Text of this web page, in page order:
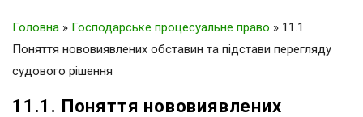
Головна » Господарське процесуальне право » 11.1.
Поняття нововиявлених обставин та підстави перегляду
судового рішення
11.1. Поняття нововиявлених